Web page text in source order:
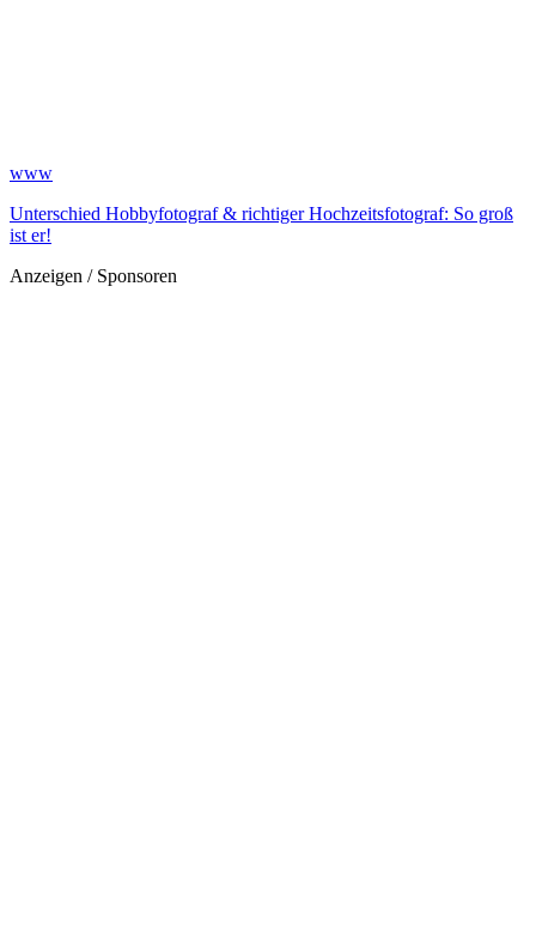
www
Unterschied Hobbyfotograf & richtiger Hochzeitsfotograf: So groß
ist er!
Anzeigen / Sponsoren